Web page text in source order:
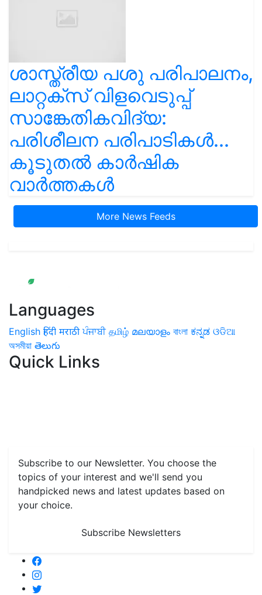
ശാസ്ത്രീയ പശു പരിപാലനം,
ലാറ്റക്സ് വിളവെടുപ്പ്
സാങ്കേതികവിദ്യ:
പരിശീലന പരിപാടികൾ...
കൂടുതൽ കാർഷിക
വാർത്തകൾ
More News Feeds
Languages
English हिंदी मराठी ਪੰਜਾਬੀ தமிழ் മലയാളം বাংলা ಕನ್ನಡ ଓଡିଆ
অসমীয়া తెలుగు
Quick Links
Subscribe to our Newsletter. You choose the
topics of your interest and we'll send you
handpicked news and latest updates based on
your choice.
Subscribe Newsletters